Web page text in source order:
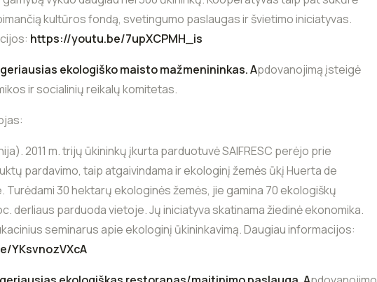
kultūros fondą, svetingumo paslaugas ir švietimo iniciatyvas.
https://youtu.be/7upXCPMH_is
geriausias ekologiško maisto mažmenininkas. Apdovanojimą įsteigė
ir socialinių reikalų komitetas.
2011 m. trijų ūkininkų įkurta parduotuvė SAIFRESC perėjo prie
pardavimo, taip atgaivindama ir ekologinį žemės ūkį Huerta de
Turėdami 30 hektarų ekologinės žemės, jie gamina 70 ekologiškų
derliaus parduoda vietoje. Jų iniciatyva skatinama žiedinė ekonomika.
seminarus apie ekologinį ūkininkavimą. Daugiau informacijos:
YKsvnozVXcA